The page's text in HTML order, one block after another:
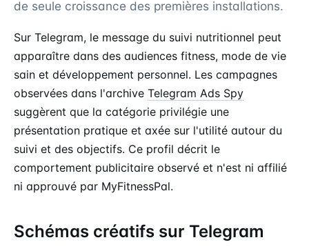
de seule croissance des premières installations.
Sur Telegram, le message du suivi nutritionnel peut
apparaître dans des audiences fitness, mode de vie
sain et développement personnel. Les campagnes
observées dans l'archive Telegram Ads Spy
suggèrent que la catégorie privilégie une
présentation pratique et axée sur l'utilité autour du
suivi et des objectifs. Ce profil décrit le
comportement publicitaire observé et n'est ni affilié
ni approuvé par MyFitnessPal.
Schémas créatifs sur Telegram